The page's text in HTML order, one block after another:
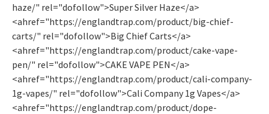
haze/" rel="dofollow">Super Silver Haze</a>
<ahref="https://englandtrap.com/product/big-chief-
carts/" rel="dofollow">Big Chief Carts</a>
<ahref="https://englandtrap.com/product/cake-vape-
pen/" rel="dofollow">CAKE VAPE PEN</a>
<ahref="https://englandtrap.com/product/cali-company-
1g-vapes/" rel="dofollow">Cali Company 1g Vapes</a>
<ahref="https://englandtrap.com/product/dope-